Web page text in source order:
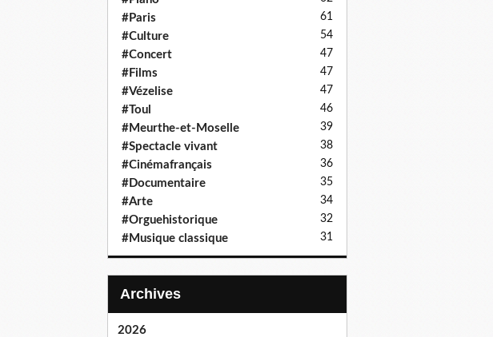
#Paris 61
#Culture 54
#Concert 47
#Films 47
#Vézelise 47
#Toul 46
#Meurthe-et-Moselle 39
#Spectacle vivant 38
#Cinémafrançais 36
#Documentaire 35
#Arte 34
#Orguehistorique 32
#Musique classique 31
Archives
2026